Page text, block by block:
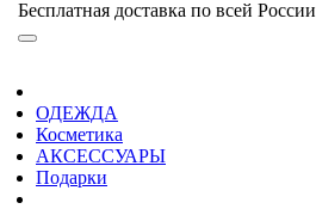
Бесплатная доставка по всей России
ОДЕЖДА
Косметика
АКСЕССУАРЫ
Подарки